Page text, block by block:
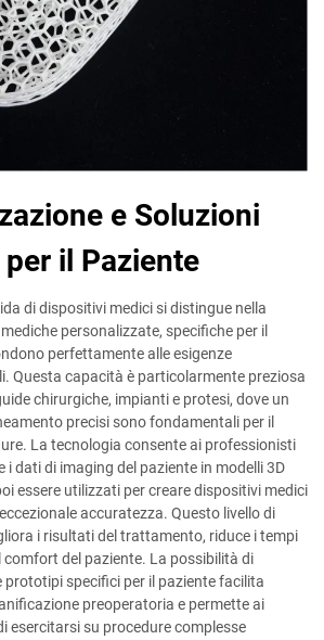
e Soluzioni
il Paziente
di dispositivi medici si distingue nella
personalizzate, specifiche per il
perfettamente alle esigenze
Questa capacità è particolarmente preziosa
chirurgiche, impianti e protesi, dove un
precisi sono fondamentali per il
La tecnologia consente ai professionisti
dati di imaging del paziente in modelli 3D
essere utilizzati per creare dispositivi medici
accuratezza. Questo livello di
i risultati del trattamento, riduce i tempi
del paziente. La possibilità di
specifici per il paziente facilita
preoperatoria e permette ai
esercitarsi su procedure complesse